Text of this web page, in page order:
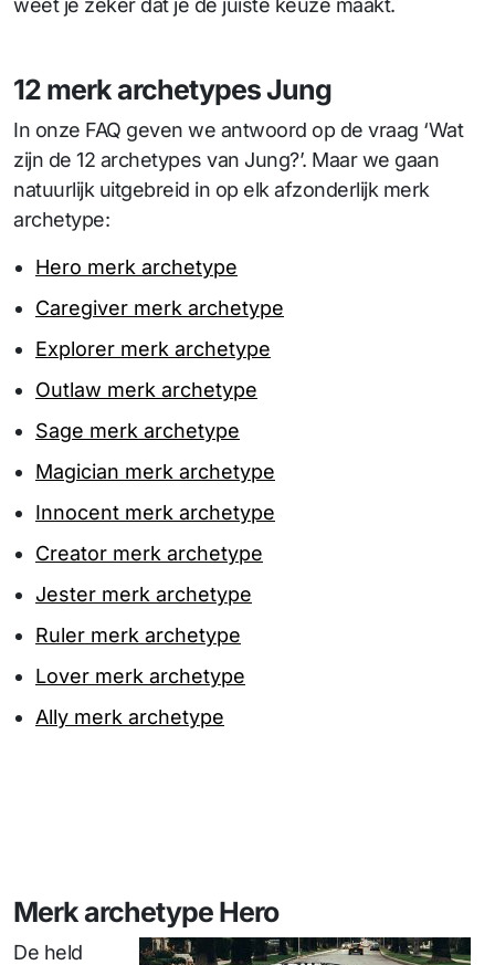
weet je zeker dat je de juiste keuze maakt.
12 merk archetypes Jung
In onze FAQ geven we antwoord op de vraag ‘Wat
zijn de 12 archetypes van Jung?’. Maar we gaan
natuurlijk uitgebreid in op elk afzonderlijk merk
archetype:
Hero merk archetype
Caregiver merk archetype
Explorer merk archetype
Outlaw merk archetype
Sage merk archetype
Magician merk archetype
Innocent merk archetype
Creator merk archetype
Jester merk archetype
Ruler merk archetype
Lover merk archetype
Ally merk archetype
Merk archetype Hero
De held